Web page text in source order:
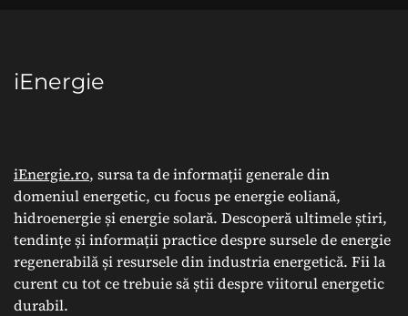
iEnergie
iEnergie.ro, sursa ta de informații generale din
domeniul energetic, cu focus pe energie eoliană,
hidroenergie și energie solară. Descoperă ultimele știri,
tendințe și informații practice despre sursele de energie
regenerabilă și resursele din industria energetică. Fii la
curent cu tot ce trebuie să știi despre viitorul energetic
durabil.